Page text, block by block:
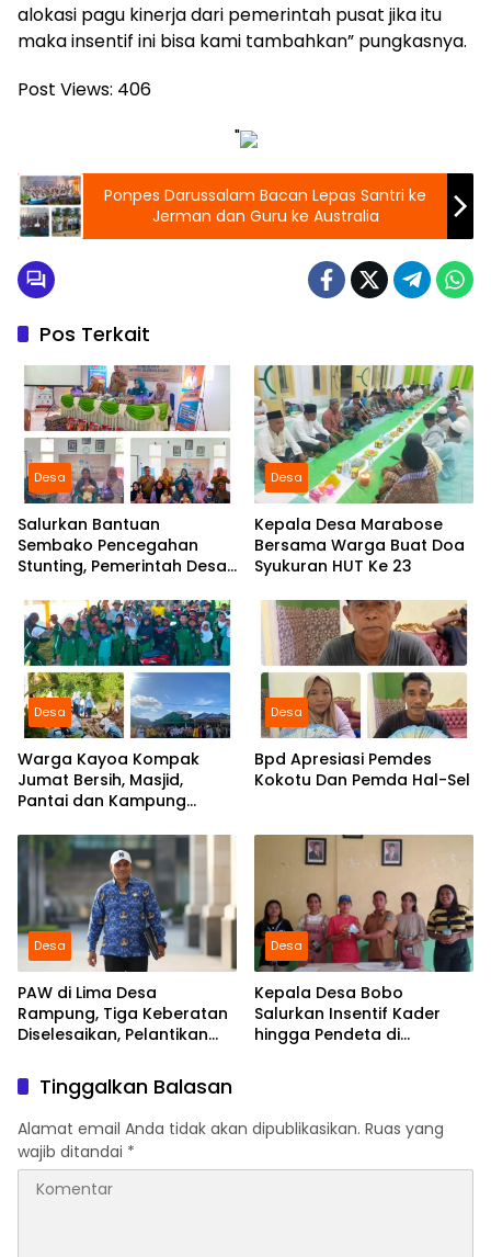
alokasi pagu kinerja dari pemerintah pusat jika itu
maka insentif ini bisa kami tambahkan” pungkasnya.
Post Views: 406
"
Ponpes Darussalam Bacan Lepas Santri ke
Jerman dan Guru ke Australia
Pos Terkait
Desa
Salurkan Bantuan
Sembako Pencegahan
Stunting, Pemerintah Desa
Komitmen Tingkatkan Gizi
Anak
Desa
Kepala Desa Marabose
Bersama Warga Buat Doa
Syukuran HUT Ke 23
Desa
Warga Kayoa Kompak
Jumat Bersih, Masjid,
Pantai dan Kampung
Desa
Bpd Apresiasi Pemdes
Kokotu Dan Pemda Hal-Sel
Desa
PAW di Lima Desa
Rampung, Tiga Keberatan
Diselesaikan, Pelantikan
Desa
Kepala Desa Bobo
Salurkan Insentif Kader
hingga Pendeta di
Tinggalkan Balasan
Alamat email Anda tidak akan dipublikasikan. Ruas yang
wajib ditandai *